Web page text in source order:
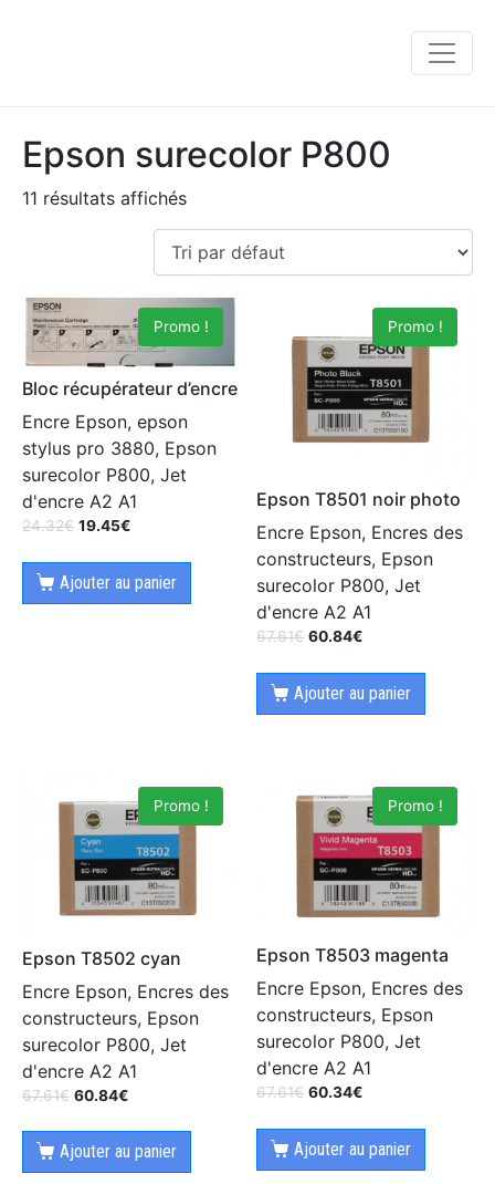
Epson surecolor P800
11 résultats affichés
Promo !
Bloc récupérateur d’encre
Encre Epson, epson
stylus pro 3880, Epson
surecolor P800, Jet
d'encre A2 A1
24.32€ 19.45€
Ajouter au panier
Promo !
Epson T8501 noir photo
Encre Epson, Encres des
constructeurs, Epson
surecolor P800, Jet
d'encre A2 A1
67.61€ 60.84€
Ajouter au panier
Promo !
Epson T8502 cyan
Encre Epson, Encres des
constructeurs, Epson
surecolor P800, Jet
d'encre A2 A1
67.61€ 60.84€
Ajouter au panier
Promo !
Epson T8503 magenta
Encre Epson, Encres des
constructeurs, Epson
surecolor P800, Jet
d'encre A2 A1
67.61€ 60.34€
Ajouter au panier